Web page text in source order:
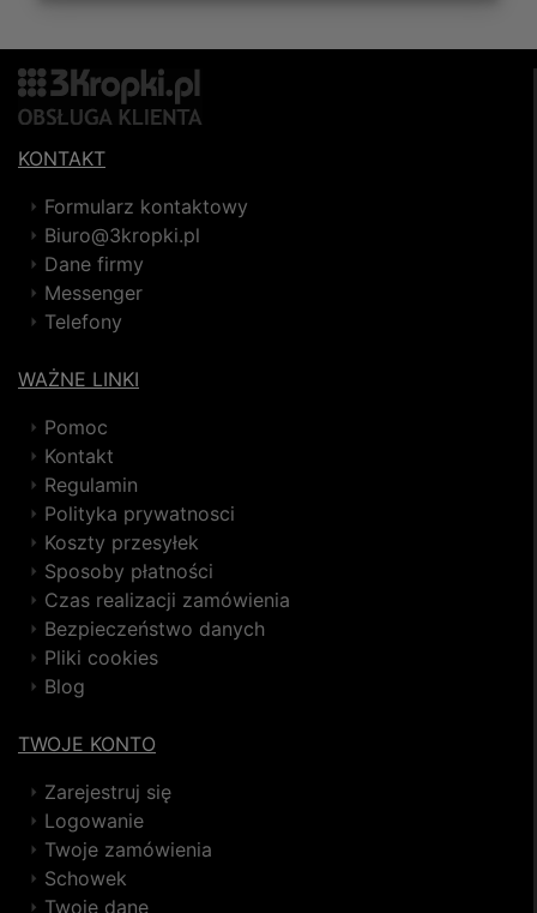
KONTAKT
Formularz kontaktowy
Biuro@3kropki.pl
Dane firmy
Messenger
Telefony
WAŻNE LINKI
Pomoc
Kontakt
Regulamin
Polityka prywatnosci
Koszty przesyłek
Sposoby płatności
Czas realizacji zamówienia
Bezpieczeństwo danych
Pliki cookies
Blog
TWOJE KONTO
Zarejestruj się
Logowanie
Twoje zamówienia
Schowek
Twoje dane